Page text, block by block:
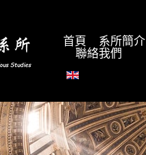
首頁 系所簡介
聯絡我們